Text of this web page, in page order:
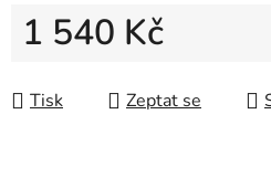
1 540 Kč
Tisk
Zeptat se